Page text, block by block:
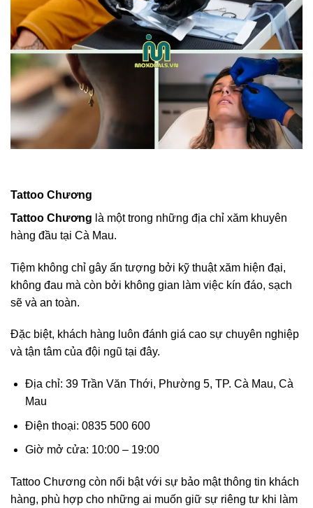
Tattoo Chương
Tattoo Chương là một trong những địa chỉ xăm khuyên
hàng đầu tại Cà Mau.
Tiệm không chỉ gây ấn tượng bởi kỹ thuật xăm hiện đại,
không đau mà còn bởi không gian làm việc kín đáo, sạch
sẽ và an toàn.
Đặc biệt, khách hàng luôn đánh giá cao sự chuyên nghiệp
và tận tâm của đội ngũ tại đây.
Địa chỉ: 39 Trần Văn Thới, Phường 5, TP. Cà Mau, Cà
Mau
Điện thoại: 0835 500 600
Giờ mở cửa: 10:00 – 19:00
Tattoo Chương còn nổi bật với sự bảo mật thông tin khách
hàng, phù hợp cho những ai muốn giữ sự riêng tư khi làm